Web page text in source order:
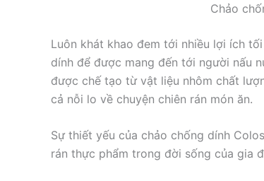
Chảo
Luôn khát khao đem tới nhiều lợi ích
dính để được mang đến tới người nấu
được chế tạo từ vật liệu nhôm chất
cả nỗi lo về chuyện chiên rán món ăn.
Sự thiết yếu của chảo chống dính
rán thực phẩm trong đời sống của gia